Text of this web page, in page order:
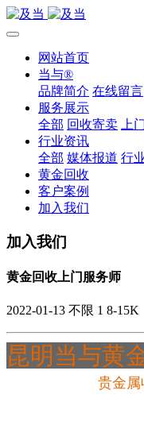
网站首页
当与®
品牌简介 在线留言
服务展示
全部 回收寄卖 上
行业资讯
全部 媒体报道 行
黄金回收
客户案例
加入我们
加入我们
黄金回收上门服务师
2022-01-13 不限 1 8-15K
昆明当与黄
贵金